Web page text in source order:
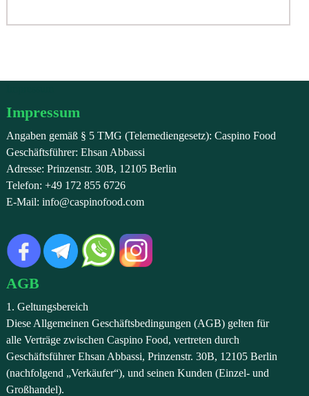
€2,99
€2,49.
Impressum
Angaben gemäß § 5 TMG (Telemediengesetz): Caspino Food
Geschäftsführer: Ehsan Abbassi
Adresse: Prinzenstr. 30B, 12105 Berlin
Telefon: +49 172 855 6726
E-Mail: info@caspinofood.com
AGB
1. Geltungsbereich
Diese Allgemeinen Geschäftsbedingungen (AGB) gelten für
alle Verträge zwischen Caspino Food, vertreten durch
Geschäftsführer Ehsan Abbassi, Prinzenstr. 30B, 12105 Berlin
(nachfolgend „Verkäufer“), und seinen Kunden (Einzel- und
Großhandel).